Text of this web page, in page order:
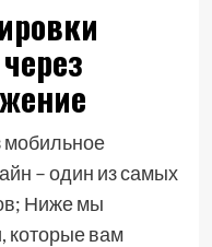
мобильное
– один из самых
Ниже мы
которые вам